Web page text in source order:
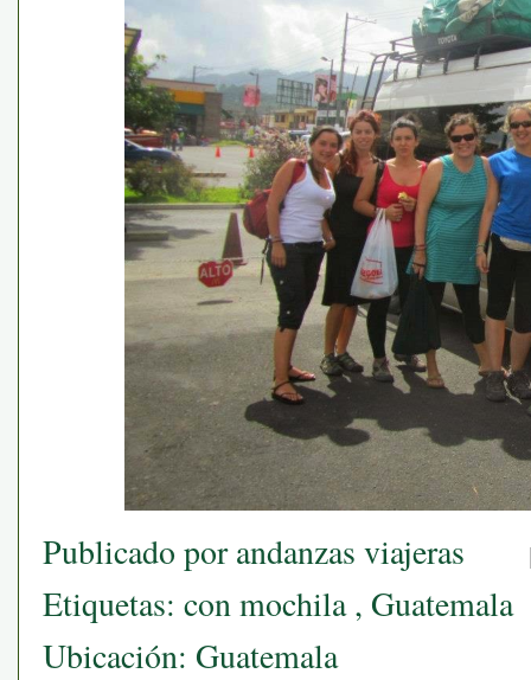
Publicado porandanzas viajeras
Etiquetas: con mochila, Guatemala
Ubicación: Guatemala